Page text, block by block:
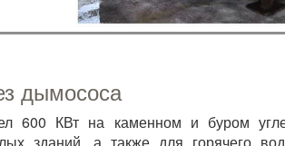
дымососа
600 КВт на каменном и буром